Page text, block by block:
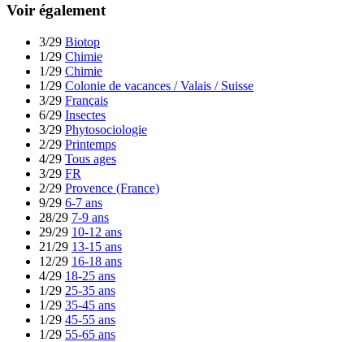
Voir également
3/29 Biotop
1/29 Chimie
1/29 Chimie
1/29 Colonie de vacances / Valais / Suisse
3/29 Français
6/29 Insectes
3/29 Phytosociologie
2/29 Printemps
4/29 Tous ages
3/29 FR
2/29 Provence (France)
9/29 6-7 ans
28/29 7-9 ans
29/29 10-12 ans
21/29 13-15 ans
12/29 16-18 ans
4/29 18-25 ans
1/29 25-35 ans
1/29 35-45 ans
1/29 45-55 ans
1/29 55-65 ans